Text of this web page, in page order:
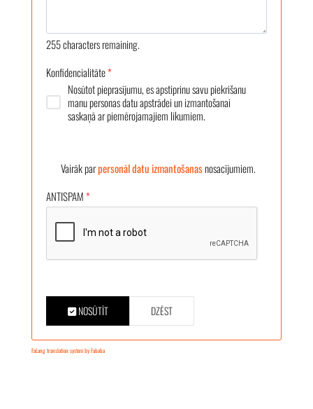
255characters remaining.
Konfidencialitāte*
Nosūtot pieprasījumu, es apstiprinu savu piekrišanu
manu personas datu apstrādei un izmantošanai
saskaņā ar piemērojamajiem likumiem.
Vairāk parpersonāl datu izmantošanasnosacījumiem.
ANTISPAM*
NOSŪTĪT DZĒST
FaLang translation system by Faboba